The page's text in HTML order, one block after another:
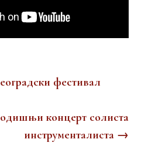
фестивал
концерт солиста
инструменталиста →